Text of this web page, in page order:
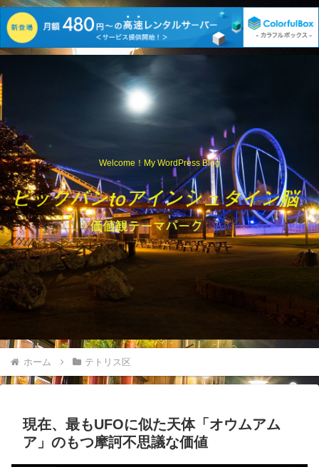
Welcome！My WordPress Blog
ホーム テトリス区
現在、最もUFOに似た天体「オウムアム
ア」のもつ摩訶不思議な価値